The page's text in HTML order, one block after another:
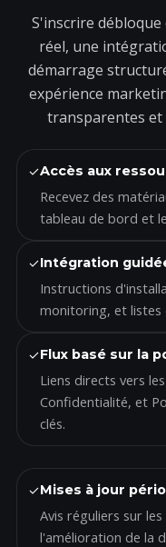
S'inscrire
réel, une
démarrage
expérience
transparentes et
✓Accès aux
Recevez des
tableau de bord et
✓Intégration
Instructions
monitoring, et listes
✓Flux basé sur la
Liens directs vers
Confidentialité, et
clés.
✓Mises à jour
Avis réguliers sur
l'amélioration de la